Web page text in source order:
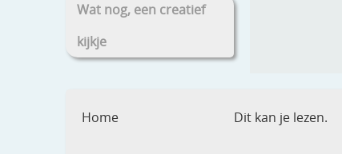
Wat nog, een creatief
kijkje
Home Dit kan je lezen.